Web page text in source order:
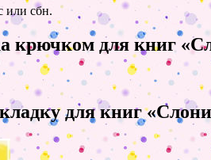
или сбн.
крючком для книг
для книг